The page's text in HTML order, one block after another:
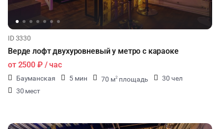
ID 3330
Верде лофт двухуровневый у метро с караоке
от 2500 ₽/ час
Бауманская 5 мин 70 м2 площадь
30 чел
30 мест